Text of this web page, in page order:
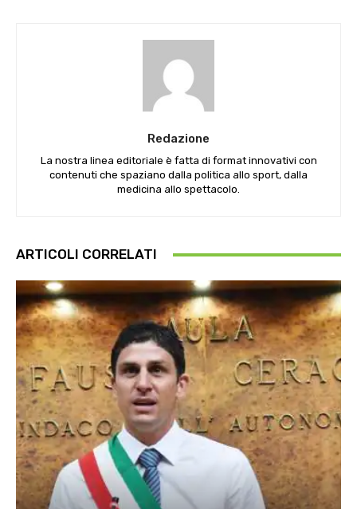
Redazione
La nostra linea editoriale è fatta di format innovativi con
contenuti che spaziano dalla politica allo sport, dalla
medicina allo spettacolo.
ARTICOLI CORRELATI